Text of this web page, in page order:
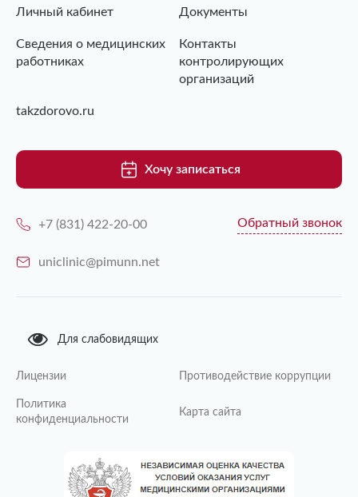
Личный кабинет Документы
Сведения о медицинских
работниках
Контакты
контролирующих
организаций
takzdorovo.ru
Хочу записаться
+7 (831) 422-20-00 Обратный звонок
uniclinic@pimunn.net
Для слабовидящих
Лицензии Противодействие коррупции
Политика
конфиденциальности
Карта сайта